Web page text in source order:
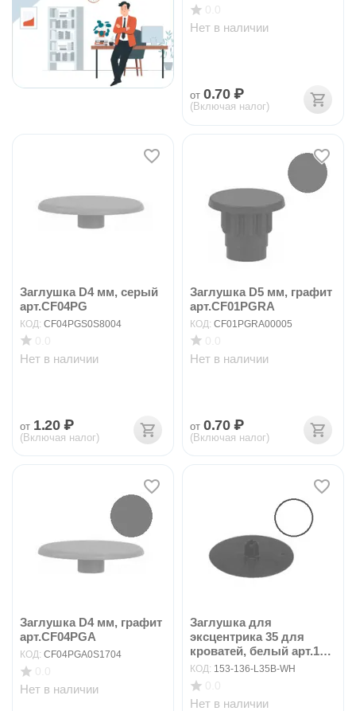
Нет в наличии
от 0.70 ₽
(Включая налог)
Заглушка D4 мм, серый
арт.CF04PG
КОД: CF04PGS0S8004
Нет в наличии
от 1.20 ₽
(Включая налог)
Заглушка D5 мм, графит
арт.CF01PGRA
КОД: CF01PGRA00005
Нет в наличии
от 0.70 ₽
(Включая налог)
Заглушка D4 мм, графит
арт.CF04PGA
КОД: CF04PGA0S1704
Нет в наличии
Заглушка для
эксцентрика 35 для
кроватей, белый арт.153-
1...
КОД: 153-136-L35B-WH
Нет в наличии